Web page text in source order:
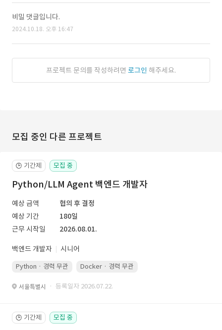
비밀 댓글입니다.
2024.10.18. 오후 16:47
프로젝트 문의를 작성하려면 로그인 해주세요.
모집 중인 다른 프로젝트
🕒 기간제 모집 중
Python/LLM Agent 백엔드 개발자
예상 금액
협의 후 결정
예상 기간
180일
근무 시작일
2026.08.01.
백엔드 개발자 시니어
Python · 경력 무관 Docker · 경력 무관
서울특별시 · 등록일자 2026.07.22.
🕒 기간제 모집 중